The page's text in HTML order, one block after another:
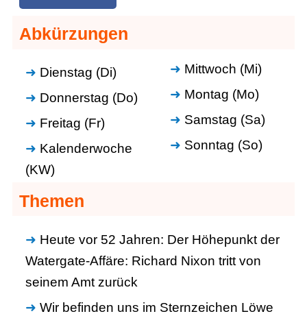
Abkürzungen
Dienstag (Di)
Donnerstag (Do)
Freitag (Fr)
Kalenderwoche
(KW)
Mittwoch (Mi)
Montag (Mo)
Samstag (Sa)
Sonntag (So)
Themen
Heute vor 52 Jahren: Der Höhepunkt der
Watergate-Affäre: Richard Nixon tritt von
seinem Amt zurück
Wir befinden uns im Sternzeichen Löwe